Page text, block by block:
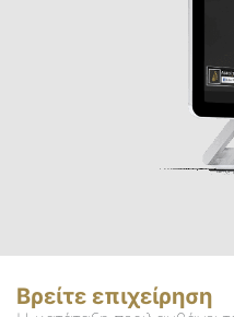
Βρείτε επιχείρηση